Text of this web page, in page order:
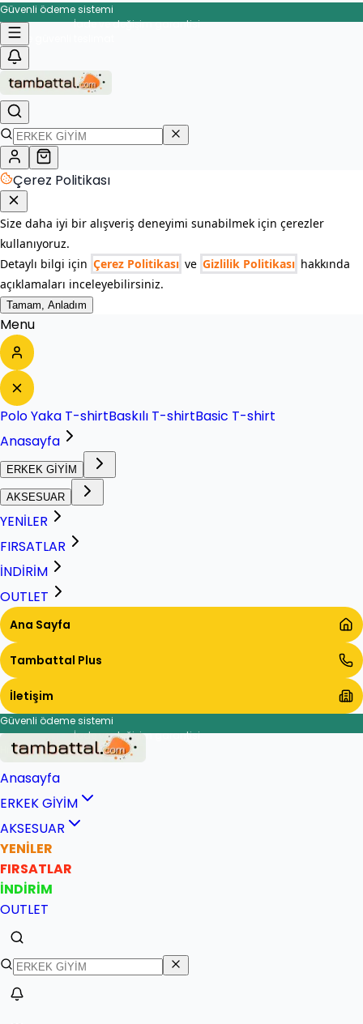
Güvenli ödeme sistemi
İade ve değişim garantisi
teslimat
Çerez Politikası
Size daha iyi bir alışveriş deneyimi sunabilmek için çerezler
kullanıyoruz.
Detaylı bilgi için Çerez Politikası ve Gizlilik Politikası hakkında
açıklamaları inceleyebilirsiniz.
Tamam, Anladım
Menu
Polo Yaka T-shirtBaskılı T-shirtBasic T-shirt
Anasayfa
ERKEK GİYİM
AKSESUAR
YENİLER
FIRSATLAR
İNDİRİM
OUTLET
Ana Sayfa
Tambattal Plus
İletişim
Güvenli ödeme sistemi
İade ve değişim garantisi
teslimat
Anasayfa
ERKEK GİYİM
AKSESUAR
YENİLER
FIRSATLAR
İNDİRİM
OUTLET